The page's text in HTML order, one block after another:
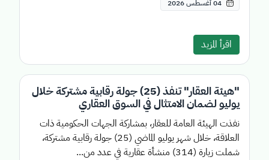
04 أغسطس 2026
اقرأ المزيد
"هيئة العقار" تنفذ (25) جولة رقابية مشتركة خلال
يوليو لضمان الامتثال في السوق العقاري
نفذت الهيئة العامة للعقار، بمشاركة الجهات الحكومية ذات
العلاقة، خلال شهر يوليو الماضي (25) جولة رقابية مشتركة،
شملت زيارة (314) منشأة عقارية في عدد من...